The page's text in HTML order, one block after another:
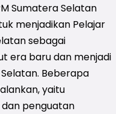
Sumatera Selatan
menjadikan Pelajar
sebagai
era baru dan menjadi
Beberapa
yaitu
penguatan